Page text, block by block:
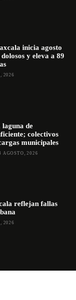
inicia agosto
y eleva a 89
2026
laguna de
colectivos
municipales
AGOSTO, 2026
reflejan fallas
2026